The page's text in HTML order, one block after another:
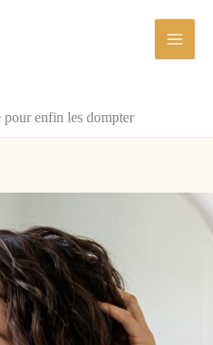
enfin les dompter